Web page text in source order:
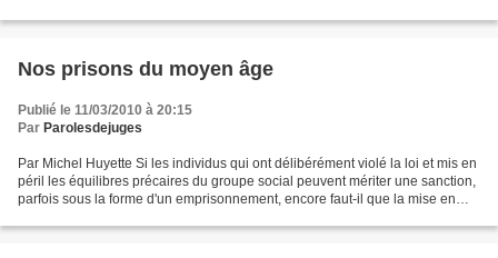
Nos prisons du moyen âge
Publié le 11/03/2010 à 20:15
Par Parolesdejuges
Par Michel Huyette Si les individus qui ont délibérément violé la loi et mis en
péril les équilibres précaires du groupe social peuvent mériter une sanction,
parfois sous la forme d'un emprisonnement, encore faut-il que la mise en